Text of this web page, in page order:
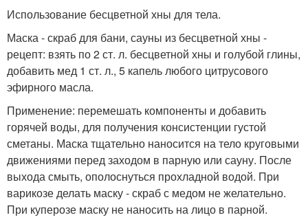
Использование бесцветной хны для тела.
Маска - скраб для бани, сауны из бесцветной хны -
рецепт: взять по 2 ст. л. бесцветной хны и голубой глины,
добавить мед 1 ст. л., 5 капель любого цитрусового
эфирного масла.
Применение: перемешать компоненты и добавить
горячей воды, для получения консистенции густой
сметаны. Маска тщательно наносится на тело круговыми
движениями перед заходом в парную или сауну. После
выхода смыть, ополоснуться прохладной водой. При
варикозе делать маску - скраб с медом не желательно.
При куперозе маску не наносить на лицо в парной.